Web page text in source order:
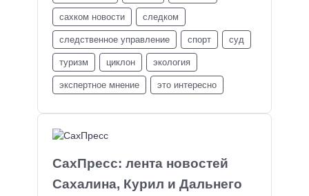
СахПресс: лента новостей
Сахалина, Курил и Дальнего
сахком новости следком
следственное управление спорт суд
туризм циклон экология
экспертное мнение это интересно